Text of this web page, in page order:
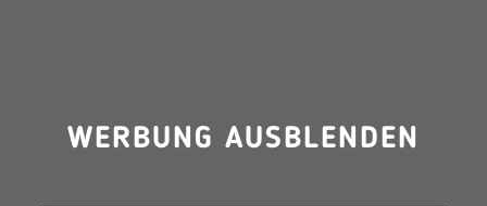
WERBUNG AUSBLENDEN